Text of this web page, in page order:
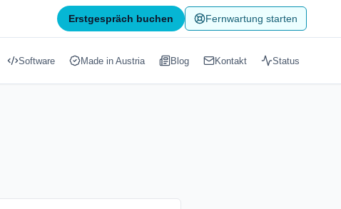
Erstgespräch buchen Fernwartung starten
Software Made in Austria Blog Kontakt Status